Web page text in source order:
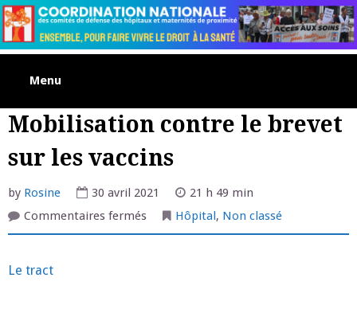
Skip
to
content
Menu
Mobilisation contre le brevet
sur les vaccins
by Rosine 30 avril 2021
21 h 49 min
Commentaires ferméssur
Mobilisation
contre
Hôpital, Non classé
Le tract